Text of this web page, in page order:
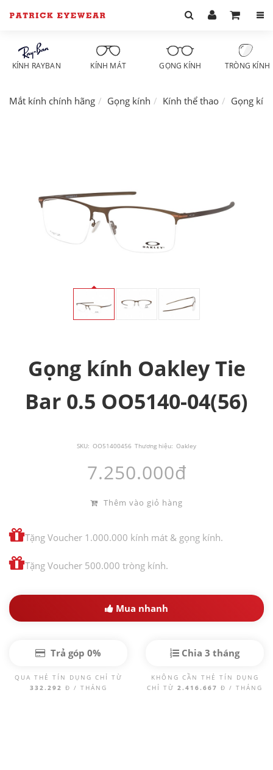
KÍNH RAYBAN KÍNH MÁT GỌNG KÍNH TRÒNG KÍNH
Mắt kính chính hãng Gọng kính Kính thể thao Gọng
Gọng kính Oakley Tie
Bar 0.5 OO5140-04(56)
SKU: OO51400456 Thương hiệu: Oakley
7.250.000đ
Thêm vào giỏ hàng
Tặng Voucher 1.000.000 kính mát & gọng kính.
Tặng Voucher 500.000 tròng kính.
Mua nhanh
Trả góp 0%
QUA THẺ TÍN DỤNG CHỈ TỪ
332.292 Đ / THÁNG
Chia 3 tháng
KHÔNG CẦN THẺ TÍN DỤNG
CHỈ TỪ 2.416.667 Đ / THÁNG